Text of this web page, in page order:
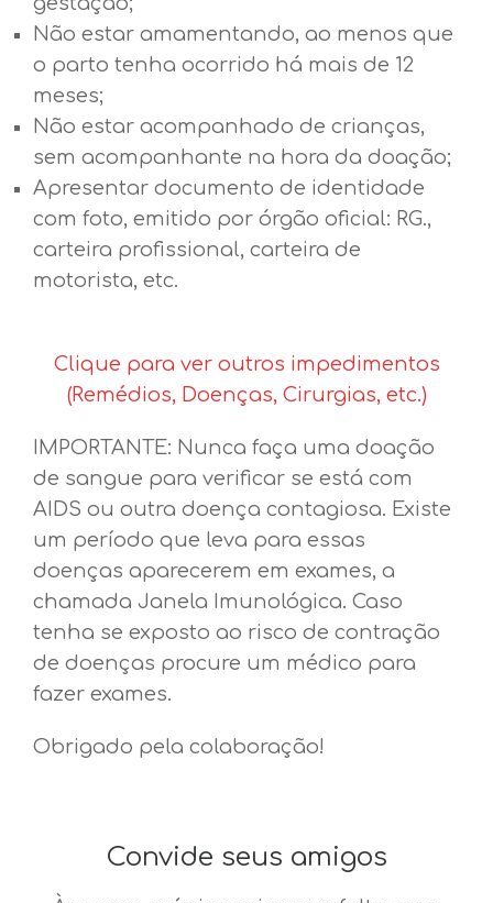
Não estar amamentando, ao menos que
o parto tenha ocorrido há mais de 12
meses;
Não estar acompanhado de crianças,
sem acompanhante na hora da doação;
Apresentar documento de identidade
com foto, emitido por órgão oficial: RG.,
carteira profissional, carteira de
motorista, etc.
Clique para ver outros impedimentos
(Remédios, Doenças, Cirurgias, etc.)
IMPORTANTE: Nunca faça uma doação
de sangue para verificar se está com
AIDS ou outra doença contagiosa. Existe
um período que leva para essas
doenças aparecerem em exames, a
chamada Janela Imunológica. Caso
tenha se exposto ao risco de contração
de doenças procure um médico para
fazer exames.
Obrigado pela colaboração!
Convide seus amigos